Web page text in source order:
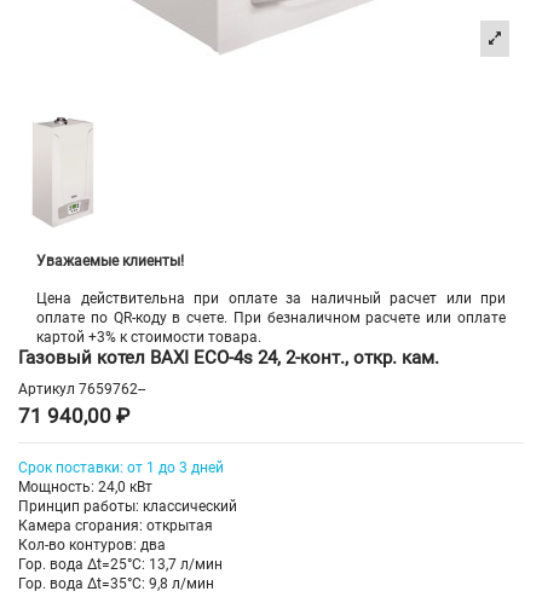
Уважаемые клиенты!
Цена действительна при оплате за наличный расчет или при
оплате по QR-коду в счете. При безналичном расчете или оплате
картой +3% к стоимости товара.
Газовый котел BAXI ECO-4s 24, 2-конт., откр. кам.
Артикул 7659762--
71 940,00 ₽
Срок поставки: от 1 до 3 дней
Мощность: 24,0 кВт
Принцип работы: классический
Камера сгорания: открытая
Кол-во контуров: два
Гор. вода Δt=25°C: 13,7 л/мин
Гор. вода Δt=35°C: 9,8 л/мин